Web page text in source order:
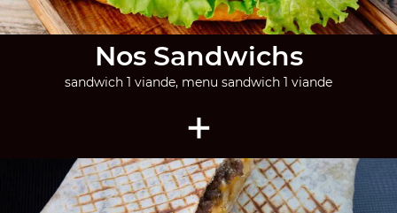
Nos Sandwichs
sandwich 1 viande, menu sandwich 1 viande
+